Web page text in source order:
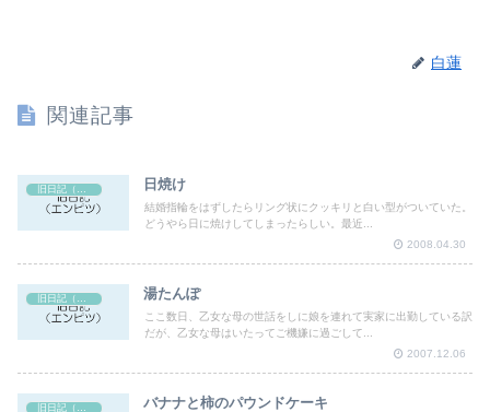
白蓮
関連記事
旧日記（エンピツ） 日焼け
結婚指輪をはずしたらリング状にクッキリと白い型がついていた。
どうやら日に焼けしてしまったらしい。最近...
2008.04.30
旧日記（エンピツ） 湯たんぽ
ここ数日、乙女な母の世話をしに娘を連れて実家に出勤している訳
だが、乙女な母はいたってご機嫌に過ごして...
2007.12.06
バナナと柿のパウンドケーキ